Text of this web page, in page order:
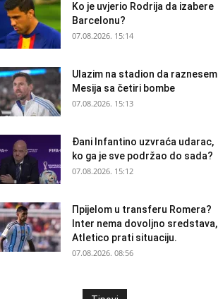
Ko je uvjerio Rodrija da izabere
Barcelonu?
07.08.2026. 15:14
Ulazim na stadion da raznesem
Mesija sa četiri bombe
07.08.2026. 15:13
Đani Infantino uzvraća udarac,
ko ga je sve podržao do sada?
07.08.2026. 15:12
Прijelom u transferu Romera?
Inter nema dovoljno sredstava,
Atletico prati situaciju.
07.08.2026. 08:56